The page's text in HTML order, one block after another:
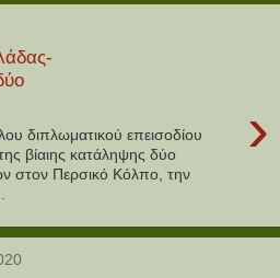
›
διπλωματικού επεισοδίου
βίαιης κατάληψης δύο
στον Περσικό Κόλπο, την